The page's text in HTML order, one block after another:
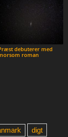
debuterer med
roman
digt